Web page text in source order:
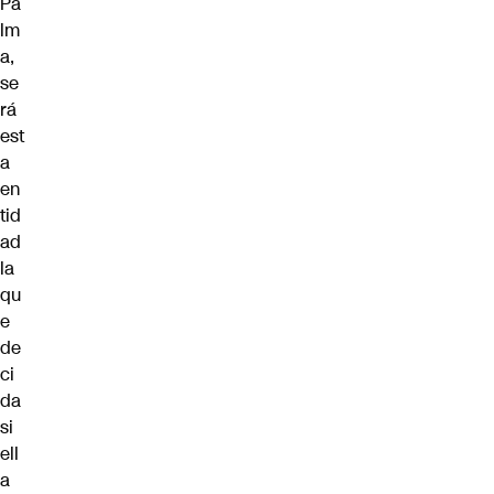
lm
a,
se
rá
est
a
en
tid
ad
la
qu
e
de
ci
da
si
ell
a